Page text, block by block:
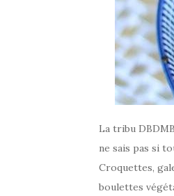
La tribu
ne sais pas si
Croquettes,
boulettes